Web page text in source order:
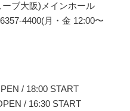
ブ大阪)メインホール
4400(月・金 12:00〜
/ 18:00 START
/ 16:30 START